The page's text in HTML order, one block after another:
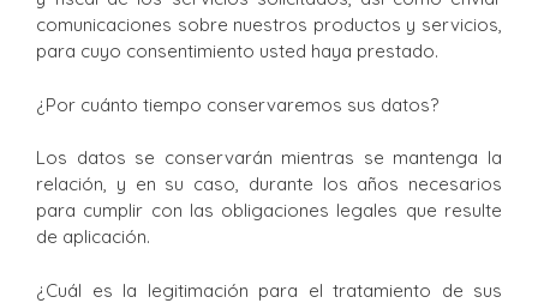
comunicaciones sobre nuestros productos y servicios,
para cuyo consentimiento usted haya prestado.
¿Por cuánto tiempo conservaremos sus datos?
Los datos se conservarán mientras se mantenga la
relación, y en su caso, durante los años necesarios
para cumplir con las obligaciones legales que resulte
de aplicación.
¿Cuál es la legitimación para el tratamiento de sus